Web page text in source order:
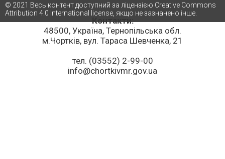
Контакти:
48500, Україна, Тернопільська обл.
м.Чортків, вул. Тараса Шевченка, 21
тел. (03552) 2-99-00
info@chortkivmr.gov.ua
© 2021 Весь контент доступний за ліцензією Creative Commons
Attribution 4.0 International license, якщо не зазначено інше.